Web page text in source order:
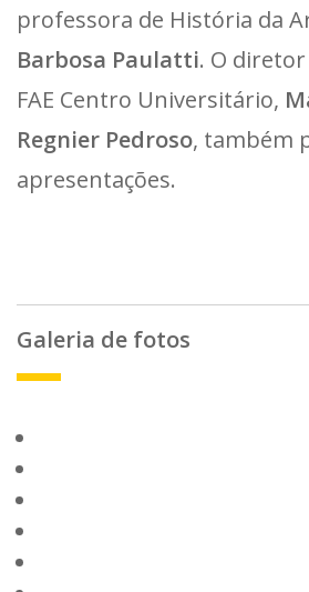
professora de História da
Barbosa Paulatti. O
FAE Centro Universitário,
Regnier Pedroso, também
apresentações.
Galeria de fotos